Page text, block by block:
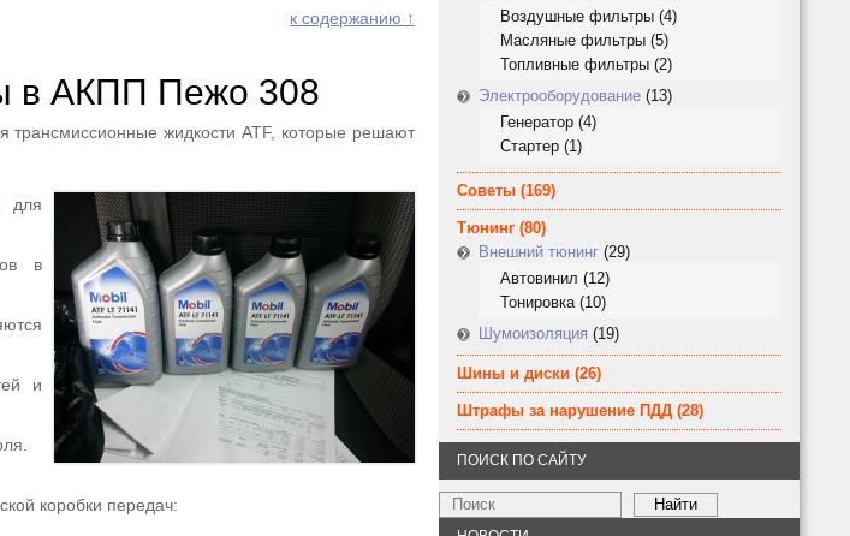
к содержанию ↑
в АКПП Пежо 308
трансмиссионные жидкости ATF, которые решают
для
в
и
коробки передач:
Воздушные фильтры (4)
Масляные фильтры (5)
Топливные фильтры (2)
Электрооборудование (13)
Генератор (4)
Стартер (1)
Советы (169)
Тюнинг (80)
Внешний тюнинг (29)
Автовинил (12)
Тонировка(10)
Шумоизоляция (19)
Шины и диски (26)
Штрафы за нарушение ПДД (28)
ПОИСК ПО САЙТУ